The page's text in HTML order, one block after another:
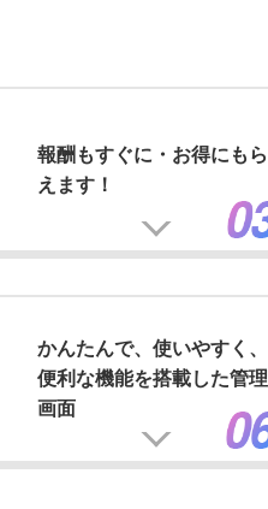
報酬もすぐに・お得にもら
えます！
かんたんで、使いやすく、
便利な機能を搭載した管理
画面